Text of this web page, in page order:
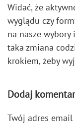
Widać, że
wyglądu czy
na nasze wybory
taka zmiana
krokiem, żeby
Dodaj
Twój adres